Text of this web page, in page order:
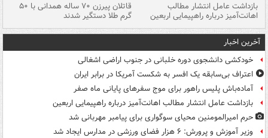
بازداشت عامل انتشار مطالب
اهانت‌آمیز درباره راهپیمایی اربعین
قاتلان پیرزن ۷۰ ساله همدانی با ۵۰
گرم طلا دستگیر شدند
آخرین اخبار
خودکشی دانشجوی دوره خلبانی در جنوب اراضی اشغالی
اعتراف بی‌سابقه یک افسر به شکست آمریکا در برابر ایران
آماده‌باش پلیس راهور برای موج سفرهای پایانی ماه صفر
بازداشت عامل انتشار مطالب اهانت‌آمیز درباره راهپیمایی اربعین
حرم امیرالمومنین محیای سوگواری برای پیامبر مهربانی شد
وزیر آموزش و پرورش: ۶ هزار فضای ورزشی در مدارس ایجاد شد